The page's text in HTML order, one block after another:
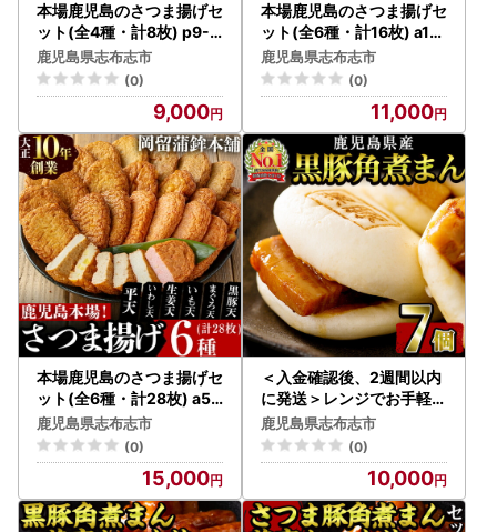
本場鹿児島のさつま揚げセ
ット(全4種・計8枚) p9-0
21
鹿児島県志布志市
(0)
9,000
本場鹿児島のさつま揚げセ
ット(全6種・計16枚) a1-1
00
鹿児島県志布志市
(0)
11,000
本場鹿児島のさつま揚げセ
ット(全6種・計28枚) a5-
298
鹿児島県志布志市
(0)
15,000
＜入金確認後、2週間以内
に発送＞レンジでお手軽！
黒豚角煮まんじゅう 7個 a
0-362-2w
鹿児島県志布志市
(0)
10,000